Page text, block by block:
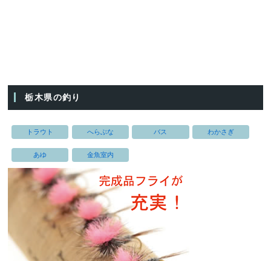
栃木県の釣り
トラウト へらぶな バス わかさぎ
あゆ 金魚室内